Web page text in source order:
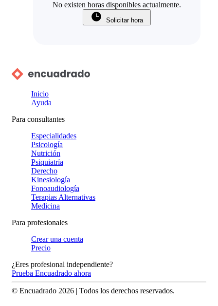
No existen horas disponibles actualmente.
Solicitar hora
Inicio
Ayuda
Para consultantes
Especialidades
Psicología
Nutrición
Psiquiatría
Derecho
Kinesiología
Fonoaudiología
Terapias Alternativas
Medicina
Para profesionales
Crear una cuenta
Precio
¿Eres profesional independiente?
Prueba Encuadrado ahora
© Encuadrado 2026 | Todos los derechos reservados.